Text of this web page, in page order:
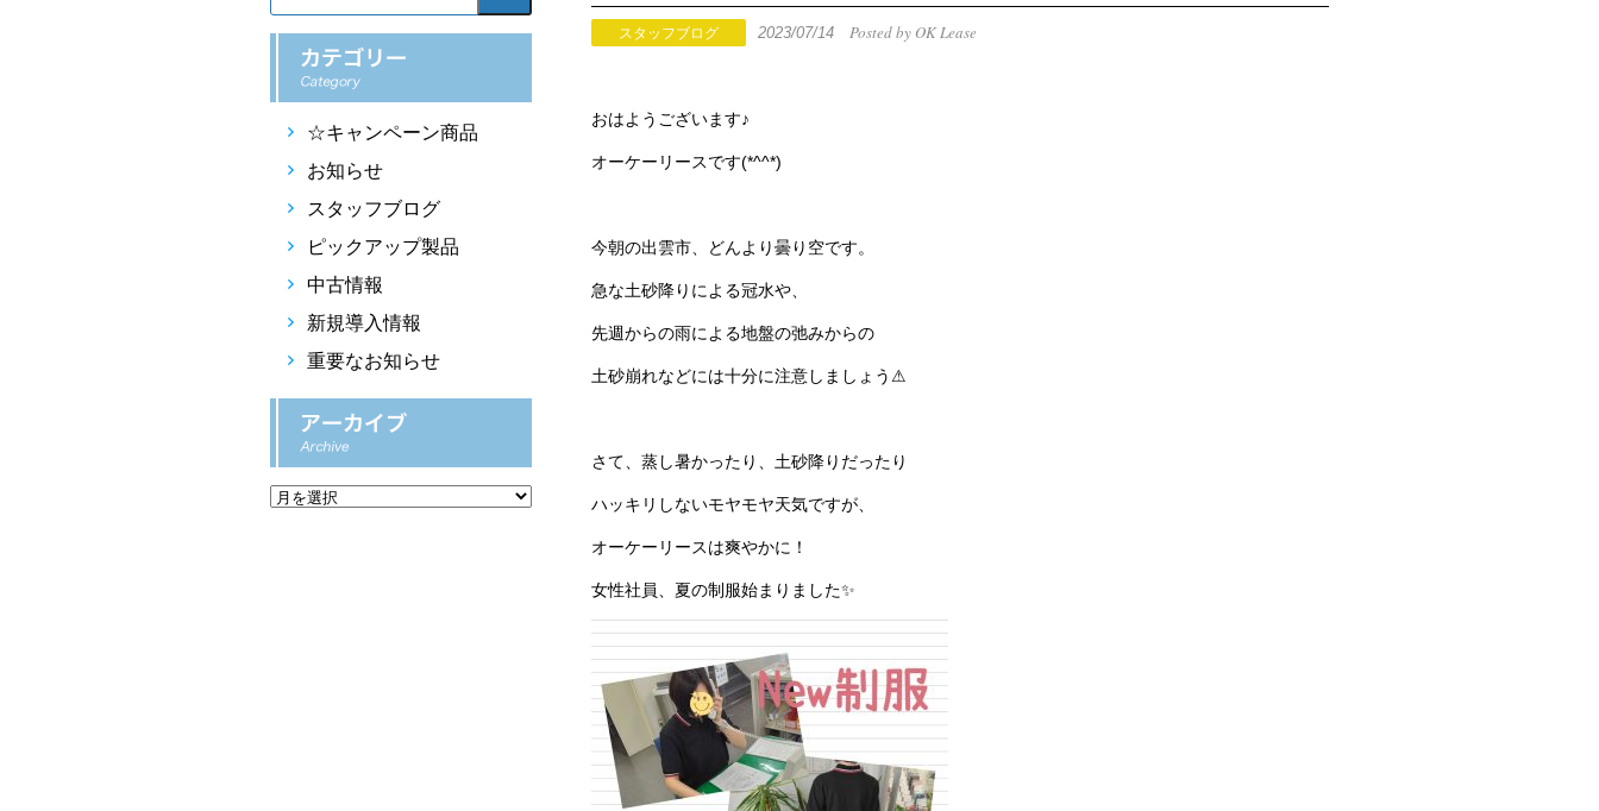
スタッフブログ 2023/07/14 Posted by OK Lease
おはようございます♪
オーケーリースです(*^^*)
今朝の出雲市、どんより曇り空です。
急な土砂降りによる冠水や、
先週からの雨による地盤の弛みからの
土砂崩れなどには十分に注意しましょう⚠
さて、蒸し暑かったり、土砂降りだったり
ハッキリしないモヤモヤ天気ですが、
オーケーリースは爽やかに！
女性社員、夏の制服始まりました✨
☆キャンペーン商品
お知らせ
スタッフブログ
ピックアップ製品
中古情報
新規導入情報
重要なお知らせ